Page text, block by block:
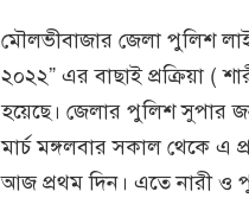
মৌলভীবাজার জেলা পুলিশ
২০২২” এর বাছাই প্রক্রিয়া
হয়েছে। জেলার পুলিশ সুপার
মার্চ মঙ্গলবার সকাল থেকে এ
আজ প্রথম দিন। এতে নারী ও